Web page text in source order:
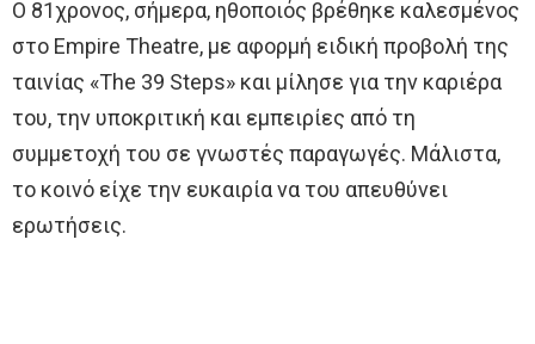
Ο 81χρονος, σήμερα, ηθοποιός βρέθηκε καλεσμένος
στο Empire Theatre, με αφορμή ειδική προβολή της
ταινίας «The 39 Steps» και μίλησε για την καριέρα
του, την υποκριτική και εμπειρίες από τη
συμμετοχή του σε γνωστές παραγωγές. Μάλιστα,
το κοινό είχε την ευκαιρία να του απευθύνει
ερωτήσεις.